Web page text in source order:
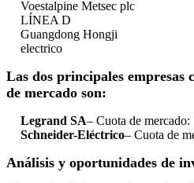
Voestalpine Metsec plc
LÍNEA D
Guangdong Hongji
electrico
Las dos principales
de mercado son:
Legrand SA– Cuota de mercado:
Schneider-Eléctrico– Cuota de
Análisis y oportunidades de